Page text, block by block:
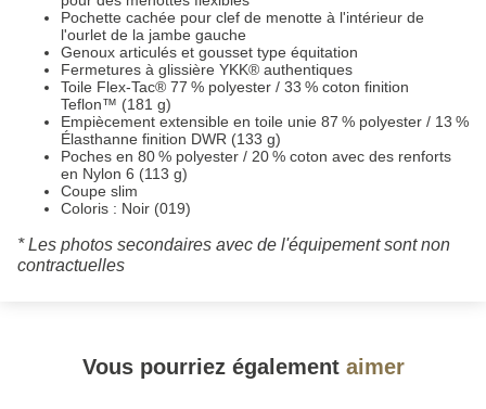
Pochette cachée pour clef de menotte à l'intérieur de
l'ourlet de la jambe gauche
Genoux articulés et gousset type équitation
Fermetures à glissière YKK® authentiques
Toile Flex-Tac® 77 % polyester / 33 % coton finition
Teflon™ (181 g)
Empiècement extensible en toile unie 87 % polyester / 13 %
Élasthanne finition DWR (133 g)
Poches en 80 % polyester / 20 % coton avec des renforts
en Nylon 6 (113 g)
Coupe slim
Coloris : Noir (019)
* Les photos secondaires avec de l'équipement sont non
contractuelles
Vous pourriez également aimer